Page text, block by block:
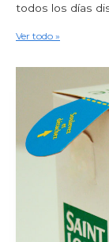
todos los días
Ver todo »